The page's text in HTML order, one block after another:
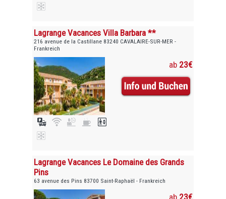
Lagrange Vacances Villa Barbara **
216 avenue de la Castillane 83240 CAVALAIRE-SUR-MER -
Frankreich
ab 23€
Lagrange Vacances Le Domaine des Grands
Pins
63 avenue des Pins 83700 Saint-Raphaël - Frankreich